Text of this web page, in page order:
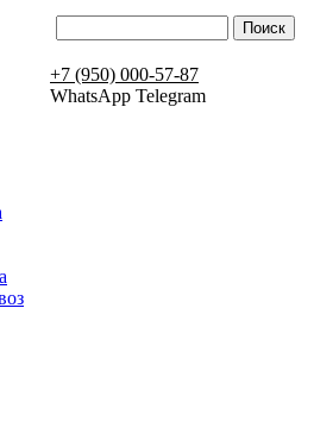
+7 (950) 000-57-87
WhatsApp Telegram